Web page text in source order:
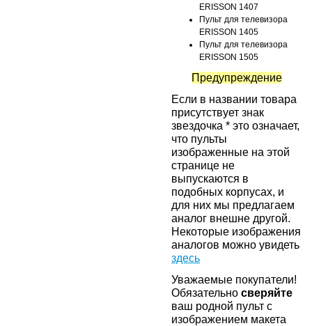
ERISSON 1407
Пульт для телевизора
ERISSON 1405
Пульт для телевизора
ERISSON 1505
Предупреждение
Если в названии товара
присутствует знак
звездочка * это означает,
что пульты
изображенные на этой
странице не
выпускаются в
подобных корпусах, и
для них мы предлагаем
аналог внешне другой.
Некоторые изображения
аналогов можно увидеть
здесь
Уважаемые покупатели!
Обязательно сверяйте
ваш родной пульт с
изображением макета